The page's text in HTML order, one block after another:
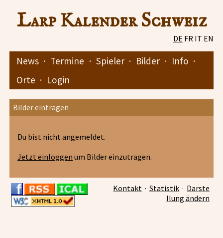
Larp Kalender Schweiz
DE FR IT EN
News · Termine · Spieler · Bilder · Info ·
Orte · Login
Bilder eintragen
Du bist nicht angemeldet.
Jetzt einloggen um Bilder einzutragen.
Kontakt ·Statistik · Darste
llung ändern